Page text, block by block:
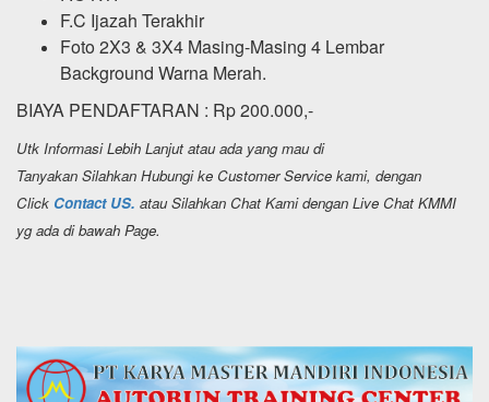
F.C Ijazah Terakhir
Foto 2X3 & 3X4 Masing-Masing 4 Lembar
Background Warna Merah.
BIAYA PENDAFTARAN : Rp 200.000,-
Utk Informasi Lebih Lanjut atau ada yang mau di
Tanyakan Silahkan Hubungi ke Customer Service kami, dengan
Click Contact US. atau Silahkan Chat Kami dengan Live Chat KMMI
yg ada di bawah Page.